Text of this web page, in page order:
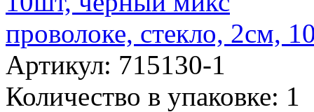
проволоке, стекло, 2см,
Артикул: 715130-1
Количество в упаковке: 1